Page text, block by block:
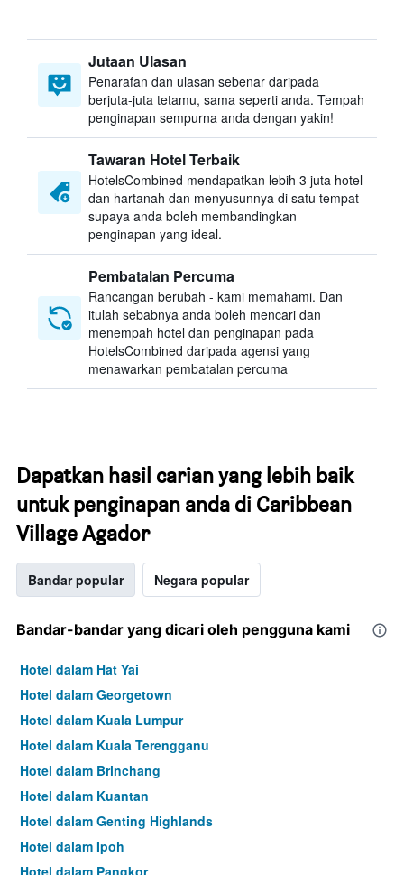
Jutaan Ulasan
Penarafan dan ulasan sebenar daripada
berjuta-juta tetamu, sama seperti anda. Tempah
penginapan sempurna anda dengan yakin!
Tawaran Hotel Terbaik
HotelsCombined mendapatkan lebih 3 juta hotel
dan hartanah dan menyusunnya di satu tempat
supaya anda boleh membandingkan
penginapan yang ideal.
Pembatalan Percuma
Rancangan berubah - kami memahami. Dan
itulah sebabnya anda boleh mencari dan
menempah hotel dan penginapan pada
HotelsCombined daripada agensi yang
menawarkan pembatalan percuma
Dapatkan hasil carian yang lebih baik
untuk penginapan anda di Caribbean
Village Agador
Bandar popular Negara popular
Bandar-bandar yang dicari oleh pengguna kami
Hotel dalam Hat Yai
Hotel dalam Georgetown
Hotel dalam Kuala Lumpur
Hotel dalam Kuala Terengganu
Hotel dalam Brinchang
Hotel dalam Kuantan
Hotel dalam Genting Highlands
Hotel dalam Ipoh
Hotel dalam Pangkor